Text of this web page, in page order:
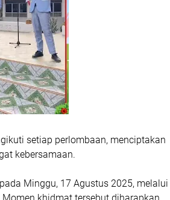
setiap perlombaan, menciptakan
kebersamaan.
Minggu, 17 Agustus 2025, melalui